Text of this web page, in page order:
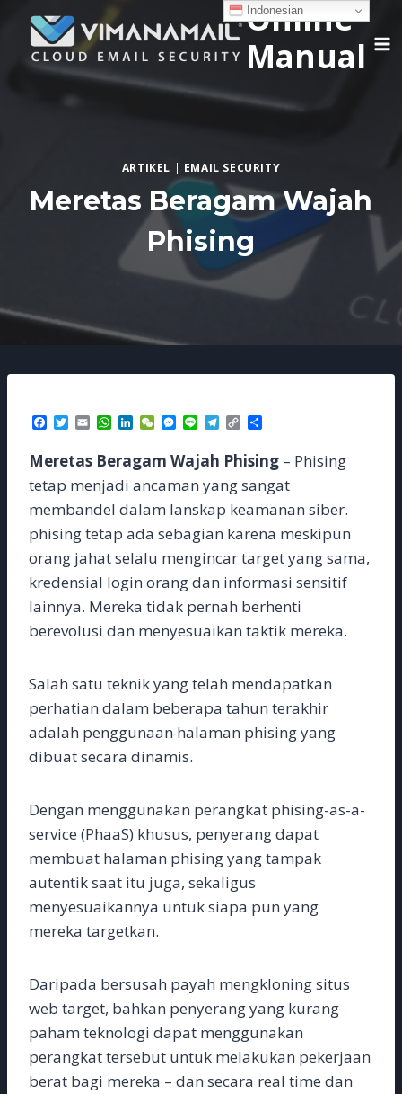
content
Online
Manual
ARTIKEL | EMAIL SECURITY
Meretas Beragam Wajah
Phising
e
b
o
o
k
T
i
t
t
e
r
E
i
l
W
t
s
A
p
L
k
e
d
I
W
h
a
t
M
s
s
e
n
g
e
r
L
n
e
T
e
g
r
a
m
C
p
y
L
i
n
r
e
Meretas Beragam Wajah Phising – Phising
tetap menjadi ancaman yang sangat
membandel dalam lanskap keamanan siber.
phising tetap ada sebagian karena meskipun
orang jahat selalu mengincar target yang sama,
kredensial login orang dan informasi sensitif
lainnya. Mereka tidak pernah berhenti
berevolusi dan menyesuaikan taktik mereka.
Salah satu teknik yang telah mendapatkan
perhatian dalam beberapa tahun terakhir
adalah penggunaan halaman phising yang
dibuat secara dinamis.
Dengan menggunakan perangkat phising-as-a-
service (PhaaS) khusus, penyerang dapat
membuat halaman phising yang tampak
autentik saat itu juga, sekaligus
menyesuaikannya untuk siapa pun yang
mereka targetkan.
Daripada bersusah payah mengkloning situs
web target, bahkan penyerang yang kurang
paham teknologi dapat menggunakan
perangkat tersebut untuk melakukan pekerjaan
berat bagi mereka – dan secara real time dan
Indonesian